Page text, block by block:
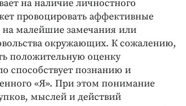
на наличие личностного
провоцировать аффективные
малейшие замечания или
окружающих. К сожалению,
положительную оценку
способствует познанию и
«Я». При этом понимание
мыслей и действий